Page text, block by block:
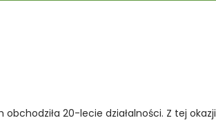
20-lecie działalności. Z tej